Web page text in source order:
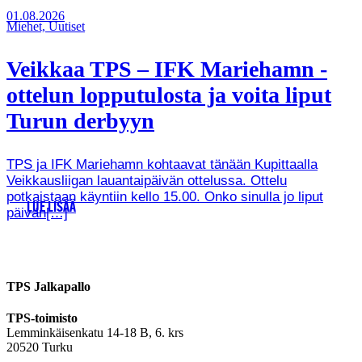
01.08.2026
Miehet, Uutiset
Veikkaa TPS – IFK Mariehamn -
ottelun lopputulosta ja voita liput
Turun derbyyn
TPS ja IFK Mariehamn kohtaavat tänään Kupittaalla
Veikkausliigan lauantaipäivän ottelussa. Ottelu
potkaistaan käyntiin kello 15.00. Onko sinulla jo liput
päivän[…]
LUE LISÄÄ
TPS Jalkapallo
TPS-toimisto
Lemminkäisenkatu 14-18 B, 6. krs
20520 Turku